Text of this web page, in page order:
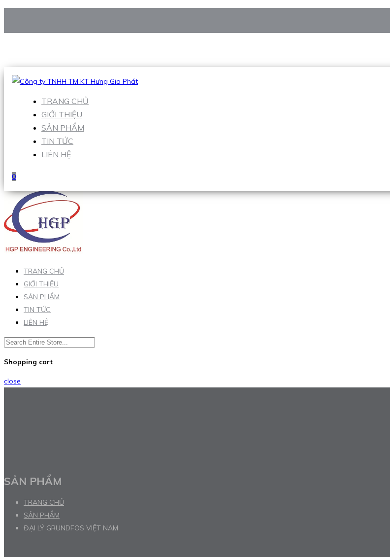
Hotline:0938 906 663
TRANG CHỦ
GIỚI THIỆU
SẢN PHẨM
TIN TỨC
LIÊN HỆ
0
TRANG CHỦ
GIỚI THIỆU
SẢN PHẨM
TIN TỨC
LIÊN HỆ
Shopping cart
close
SẢN PHẨM
TRANG CHỦ
SẢN PHẨM
ĐẠI LÝ GRUNDFOS VIỆT NAM